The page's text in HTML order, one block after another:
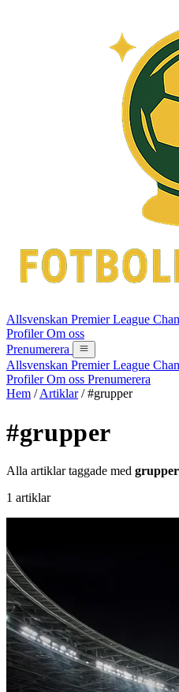
Allsvenskan Premier League
ProfilerOm oss
Prenumerera
Allsvenskan Premier League
ProfilerOm oss Prenumerera
Hem / Artiklar / #grupper
#grupper
Alla artiklar taggade med grupper
1 artiklar